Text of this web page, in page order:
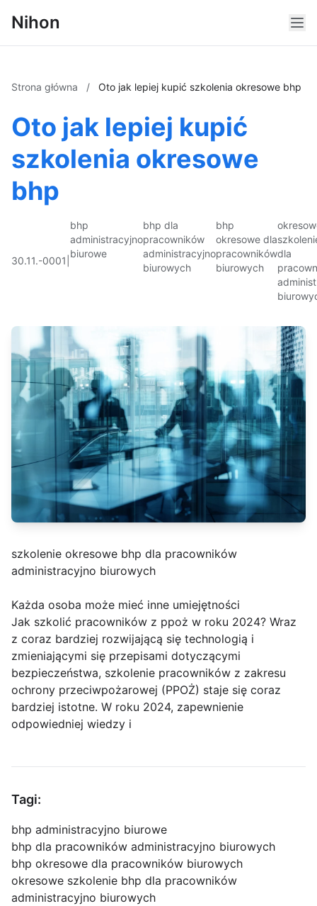
Nihon
Strona główna / Oto jak lepiej kupić szkolenia okresowe bhp
Oto jak lepiej kupić
szkolenia okresowe
bhp
30.11.-0001
bhp
administracyjno
biurowe
bhp dla
pracowników
administracyjno
biurowych
bhp
okresowe dla
pracowników
biurowych
dla
szkolenie okresowe bhp dla pracowników
administracyjno biurowych
Każda osoba może mieć inne umiejętności
Jak szkolić pracowników z ppoż w roku 2024? Wraz
z coraz bardziej rozwijającą się technologią i
zmieniającymi się przepisami dotyczącymi
bezpieczeństwa, szkolenie pracowników z zakresu
ochrony przeciwpożarowej (PPOŻ) staje się coraz
bardziej istotne. W roku 2024, zapewnienie
odpowiedniej wiedzy i
Tagi:
bhp administracyjno biurowe
bhp dla pracowników administracyjno biurowych
bhp okresowe dla pracowników biurowych
okresowe szkolenie bhp dla pracowników
administracyjno biurowych